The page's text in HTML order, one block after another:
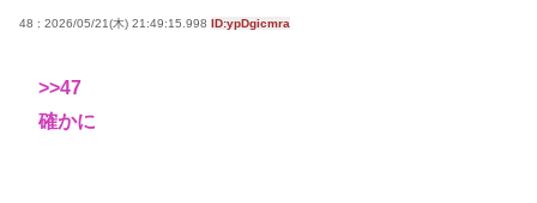
48 : 2026/05/21(木) 21:49:15.998 ID:ypDgicmra
>>47
確かに